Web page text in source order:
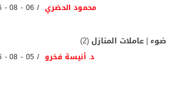
محمود الحضري 06 - 08 - 2026
ضوء | عاملات المنازل (2)
د. أنيسة فخرو 05 - 08 - 2026